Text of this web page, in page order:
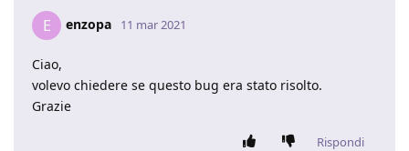
E enzopa 11 mar 2021
Ciao,
volevo chiedere se questo bug era stato risolto.
Grazie
Rispondi